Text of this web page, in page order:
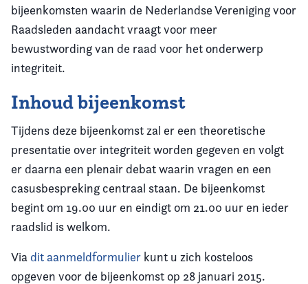
bijeenkomsten waarin de Nederlandse Vereniging voor
Raadsleden aandacht vraagt voor meer
bewustwording van de raad voor het onderwerp
integriteit.
Inhoud bijeenkomst
Tijdens deze bijeenkomst zal er een theoretische
presentatie over integriteit worden gegeven en volgt
er daarna een plenair debat waarin vragen en een
casusbespreking centraal staan. De bijeenkomst
begint om 19.00 uur en eindigt om 21.00 uur en ieder
raadslid is welkom.
Via dit aanmeldformulier kunt u zich kosteloos
opgeven voor de bijeenkomst op 28 januari 2015.